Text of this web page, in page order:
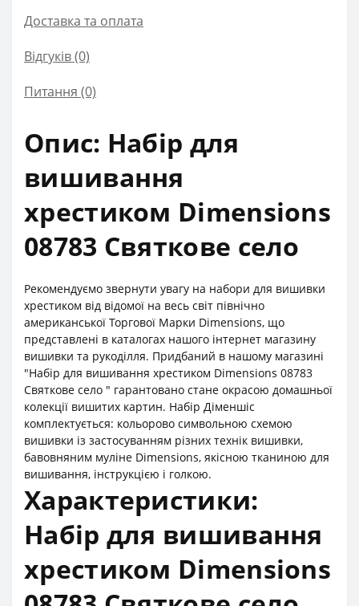
Доставка та оплата
Відгуків (0)
Питання (0)
Опис: Набір для
вишивання
хрестиком Dimensions
08783 Святкове село
Рекомендуємо звернути увагу на набори для вишивки
хрестиком від відомої на весь світ північно
американської Торгової Марки Dimensions, що
представлені в каталогах нашого інтернет магазину
вишивки та рукоділля. Придбаний в нашому магазині
"Набір для вишивання хрестиком Dimensions 08783
Святкове село " гарантовано стане окрасою домашньої
колекції вишитих картин. Набір Діменшіс
комплектується: кольорово символьною схемою
вишивки із застосуванням різних технік вишивки,
бавовняним муліне Dimensions, якісною тканиною для
вишивання, інструкцією і голкою.
Характеристики:
Набір для вишивання
хрестиком Dimensions